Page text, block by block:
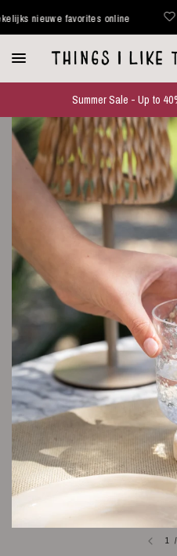
nieuwe favorites online
Summer Sale - Up to
1 /